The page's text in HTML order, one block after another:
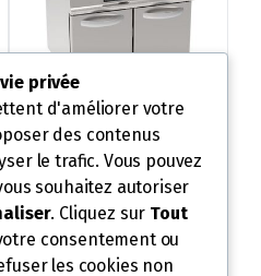
FRITEUSE ÉLECTRIQUE SUR
COFFRE COMMANDES
ELECTRONIQUES 2 X 13
LITRES
5 427,00€
Le
prix
initial
3 798,90€
Le
prix
actuel
AJOUTER AU
PANIER
UGS : FRD83FE7
privée
d'améliorer votre
des contenus
le trafic. Vous pouvez
souhaitez autoriser
. Cliquez sur Tout
consentement ou
les cookies non